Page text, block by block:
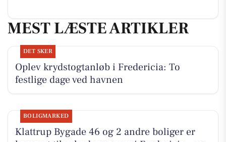
MEST LÆSTE ARTIKLER
DET SKER
Oplev krydstogtanløb i Fredericia: To
festlige dage ved havnen
BOLIGMARKED
Klattrup Bygade 46 og 2 andre boliger er